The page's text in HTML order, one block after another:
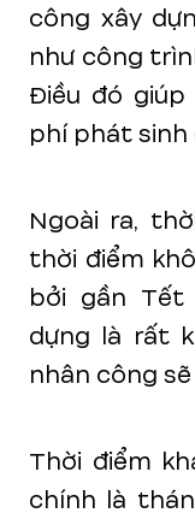
công xây
như công
Điều đó
phí phát
Ngoài ra,
thời điểm
bởi gần
dựng là rất
nhân công
Thời điểm
chính là